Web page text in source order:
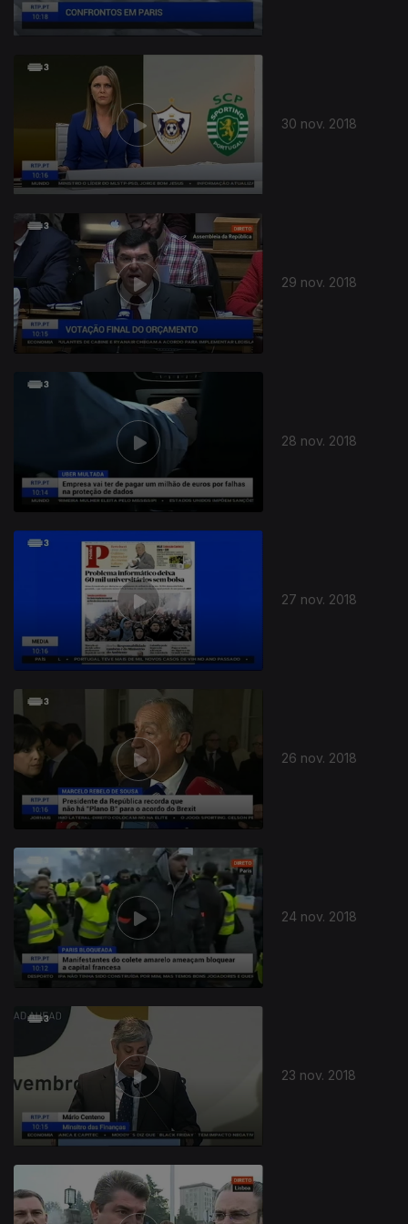
30 nov. 2018
29 nov. 2018
28 nov. 2018
27 nov. 2018
26 nov. 2018
24 nov. 2018
23 nov. 2018